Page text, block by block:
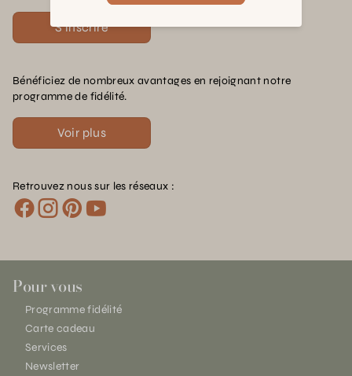
S'inscrire
Bénéficiez de nombreux avantages en rejoignant notre
programme de fidélité.
Voir plus
Retrouvez nous sur les réseaux :
Pour vous
Programme fidélité
Carte cadeau
Services
Newsletter